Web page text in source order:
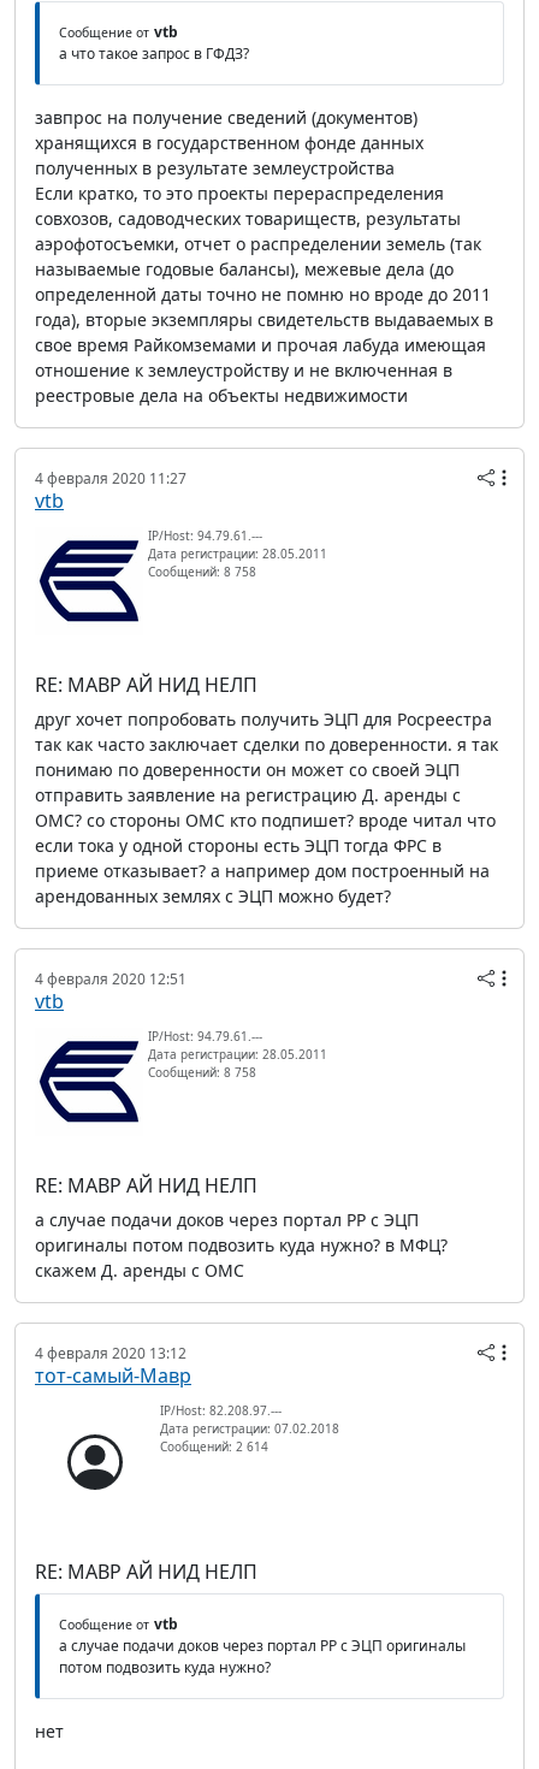
Сообщение от vtb
а что такое запрос в ГФДЗ?
завпрос на получение сведений (документов)
хранящихся в государственном фонде данных
полученных в результате землеустройства
Если кратко, то это проекты перераспределения
совхозов, садоводческих товариществ, результаты
аэрофотосъемки, отчет о распределении земель (так
называемые годовые балансы), межевые дела (до
определенной даты точно не помню но вроде до 2011
года), вторые экземпляры свидетельств выдаваемых в
свое время Райкомземами и прочая лабуда имеющая
отношение к землеустройству и не включенная в
реестровые дела на объекты недвижимости
4 февраля 2020 11:27
vtb
IP/Host: 94.79.61.---
Дата регистрации: 28.05.2011
Сообщений: 8 758
RE: МАВР АЙ НИД НЕЛП
друг хочет попробовать получить ЭЦП для Росреестра
так как часто заключает сделки по доверенности. я так
понимаю по доверенности он может со своей ЭЦП
отправить заявление на регистрацию Д. аренды с
ОМС? со стороны ОМС кто подпишет? вроде читал что
если тока у одной стороны есть ЭЦП тогда ФРС в
приеме отказывает? а например дом построенный на
арендованных землях с ЭЦП можно будет?
4 февраля 2020 12:51
vtb
IP/Host: 94.79.61.---
Дата регистрации: 28.05.2011
Сообщений: 8 758
RE: МАВР АЙ НИД НЕЛП
а случае подачи доков через портал РР с ЭЦП
оригиналы потом подвозить куда нужно? в МФЦ?
скажем Д. аренды с ОМС
4 февраля 2020 13:12
тот-самый-Мавр
IP/Host: 82.208.97.---
Дата регистрации: 07.02.2018
Сообщений: 2 614
RE: МАВР АЙ НИД НЕЛП
Сообщение от vtb
а случае подачи доков через портал РР с ЭЦП оригиналы
потом подвозить куда нужно?
нет